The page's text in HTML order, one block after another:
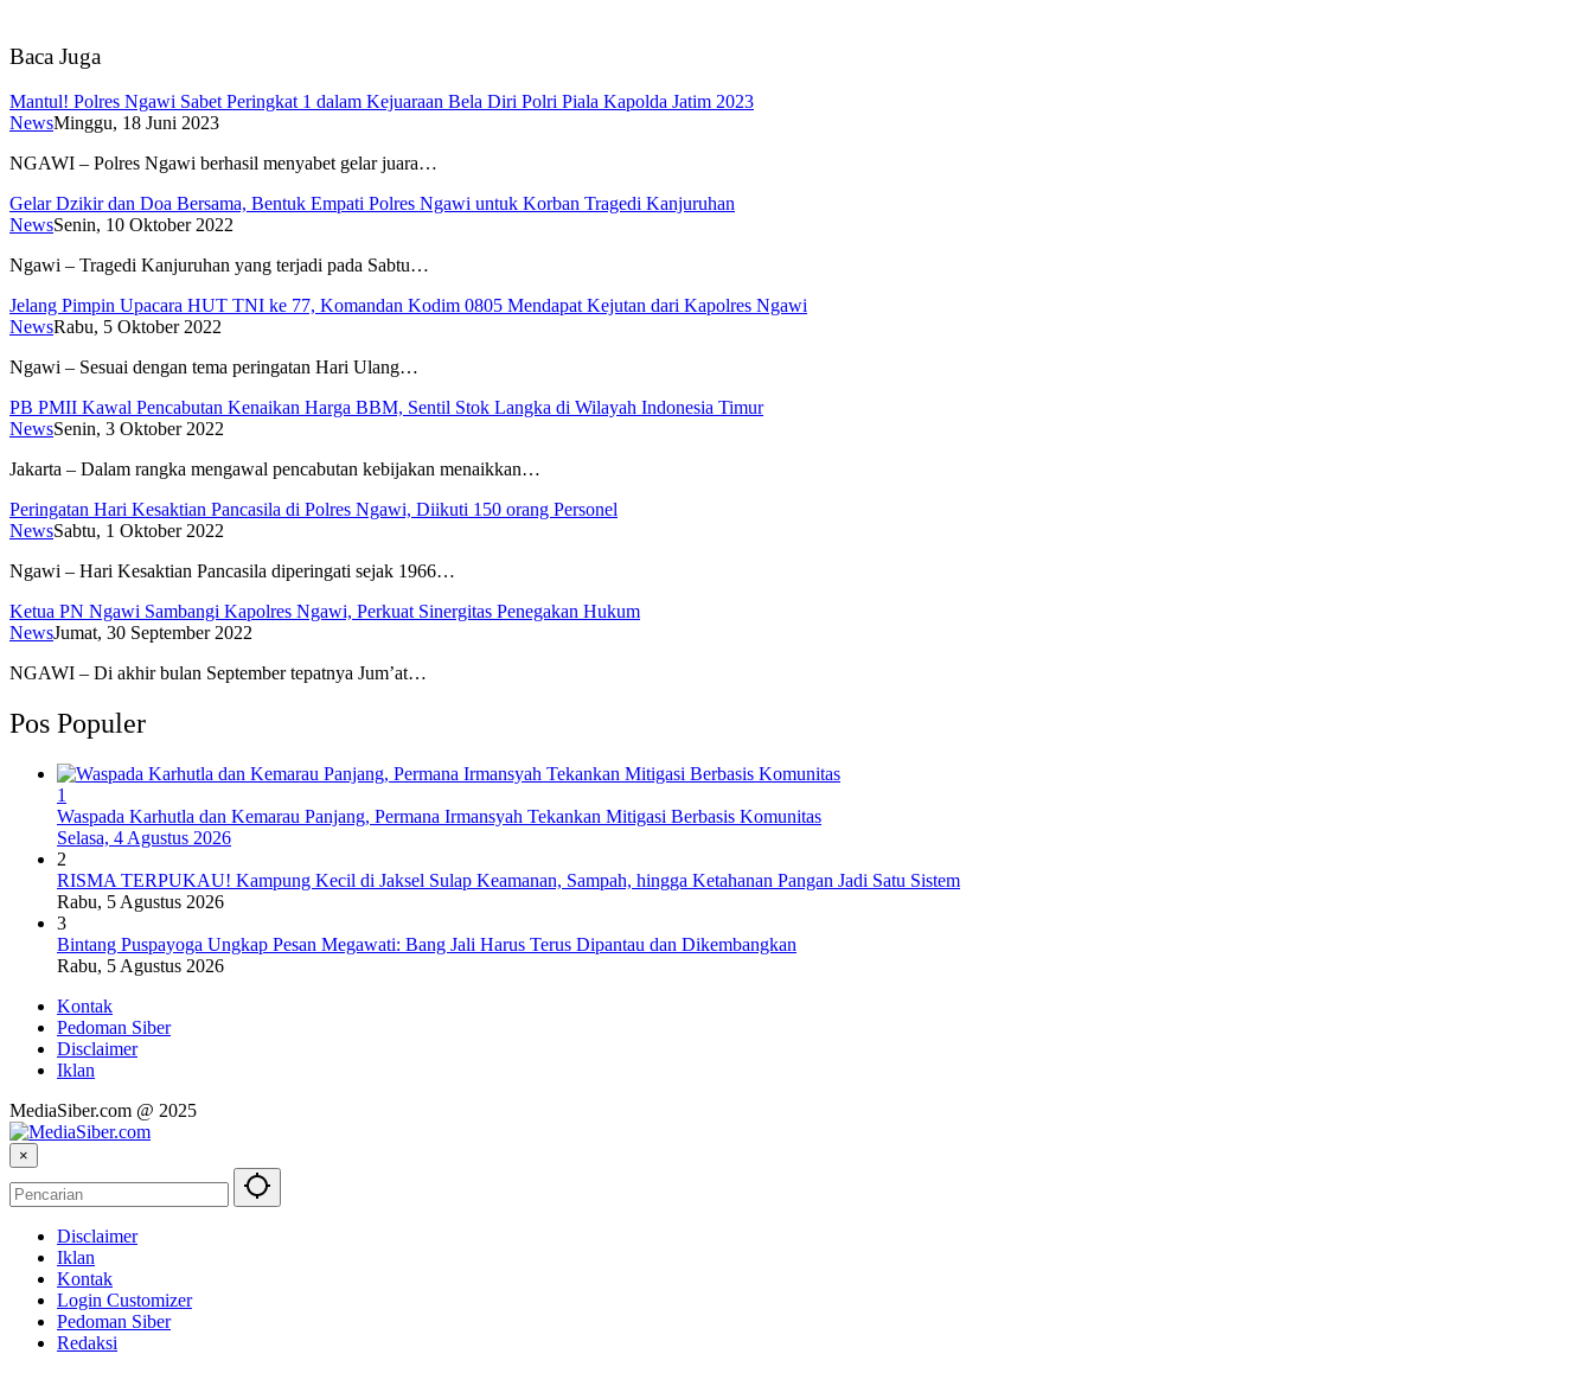
Baca Juga
Mantul! Polres Ngawi Sabet Peringkat 1 dalam Kejuaraan Bela Diri Polri Piala Kapolda Jatim 2023
NewsMinggu, 18 Juni 2023
NGAWI – Polres Ngawi berhasil menyabet gelar juara…
Gelar Dzikir dan Doa Bersama, Bentuk Empati Polres Ngawi untuk Korban Tragedi Kanjuruhan
NewsSenin, 10 Oktober 2022
Ngawi – Tragedi Kanjuruhan yang terjadi pada Sabtu…
Jelang Pimpin Upacara HUT TNI ke 77, Komandan Kodim 0805 Mendapat Kejutan dari Kapolres Ngawi
NewsRabu, 5 Oktober 2022
Ngawi – Sesuai dengan tema peringatan Hari Ulang…
PB PMII Kawal Pencabutan Kenaikan Harga BBM, Sentil Stok Langka di Wilayah Indonesia Timur
NewsSenin, 3 Oktober 2022
Jakarta – Dalam rangka mengawal pencabutan kebijakan menaikkan…
Peringatan Hari Kesaktian Pancasila di Polres Ngawi, Diikuti 150 orang Personel
NewsSabtu, 1 Oktober 2022
Ngawi – Hari Kesaktian Pancasila diperingati sejak 1966…
Ketua PN Ngawi Sambangi Kapolres Ngawi, Perkuat Sinergitas Penegakan Hukum
NewsJumat, 30 September 2022
NGAWI – Di akhir bulan September tepatnya Jum’at…
Pos Populer
1
Waspada Karhutla dan Kemarau Panjang, Permana Irmansyah Tekankan Mitigasi Berbasis Komunitas
Selasa, 4 Agustus 2026
2
RISMA TERPUKAU! Kampung Kecil di Jaksel Sulap Keamanan, Sampah, hingga Ketahanan Pangan Jadi Satu Sistem
Rabu, 5 Agustus 2026
3
Bintang Puspayoga Ungkap Pesan Megawati: Bang Jali Harus Terus Dipantau dan Dikembangkan
Rabu, 5 Agustus 2026
Kontak
Pedoman Siber
Disclaimer
Iklan
MediaSiber.com @ 2025
×
Disclaimer
Iklan
Kontak
Login Customizer
Pedoman Siber
Redaksi